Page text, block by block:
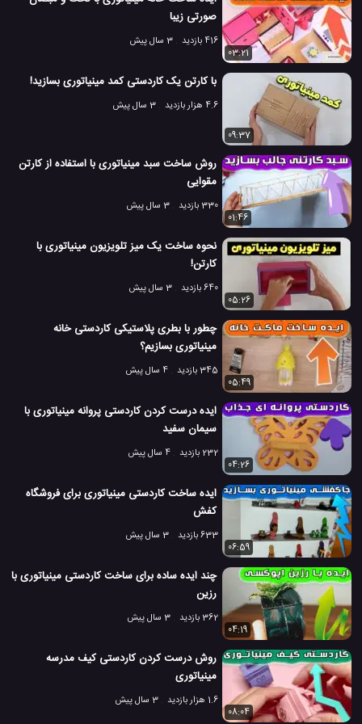
صورتی زیبا
416 بازدید
3 سال پیش
03:21
با کارتن یک کاردستی کمد مینیاتوری بسازید!
4.6 هزار بازدید 3 سال پیش
09:37
روش ساخت سبد مینیاتوری با استفاده از کارتن
مقوایی
330 بازدید
3 سال پیش
01:46
نحوه ساخت یک میز تلویزیون مینیاتوری با
کارتن!
640 بازدید
3 سال پیش
05:26
چطور با بطری پلاستیکی کاردستی خانه
مینیاتوری بسازیم؟
345 بازدید
4 سال پیش
05:49
ایده درست کردن کاردستی پروانه مینیاتوری با
سیمان سفید
232 بازدید
4 سال پیش
04:26
ایده ساخت کاردستی مینیاتوری برای فروشگاه
کفش
633 بازدید
3 سال پیش
06:59
چند ایده ساده برای ساخت کاردستی مینیاتوری با
رزین
362 بازدید
3 سال پیش
04:19
روش درست کردن کاردستی کیف مدرسه
مینیاتوری
1.6 هزار بازدید
3 سال پیش
08:04